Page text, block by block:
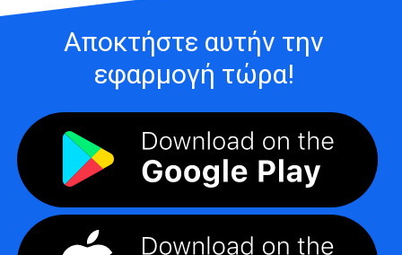
Αποκτήστε αυτήν την
εφαρμογή τώρα!